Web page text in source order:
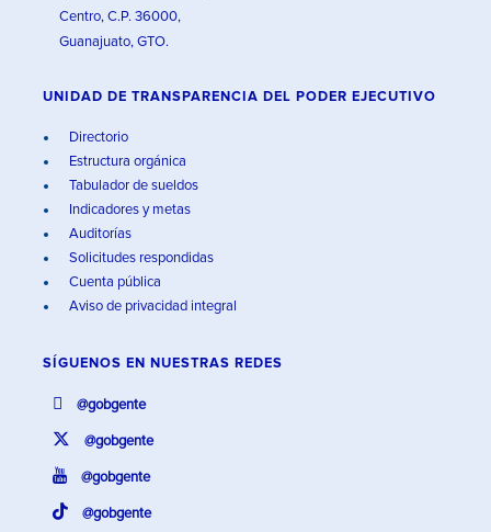
Centro, C.P. 36000,
Guanajuato, GTO.
UNIDAD DE TRANSPARENCIA DEL PODER EJECUTIVO
Directorio
Estructura orgánica
Tabulador de sueldos
Indicadores y metas
Auditorías
Solicitudes respondidas
Cuenta pública
Aviso de privacidad integral
SÍGUENOS EN NUESTRAS REDES
@gobgente
@gobgente
@gobgente
@gobgente